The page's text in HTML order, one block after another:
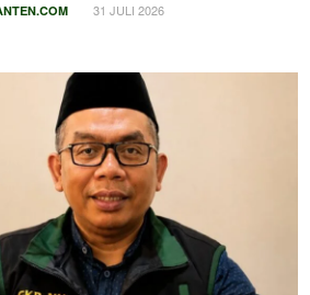
31 JULI 2026